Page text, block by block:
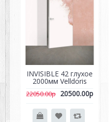
INVISIBLE 42 глухое
2000мм Velldoris
22050.00р 20500.00р